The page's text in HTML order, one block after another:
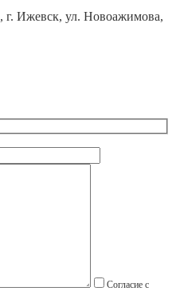
г. Ижевск, ул. Новоажимова,
Согласие с